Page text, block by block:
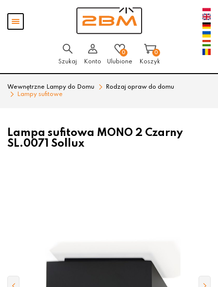
Pokaż
menu
Szukaj Konto
0
Ulubione
0
Koszyk
Wewnętrzne Lampy do Domu
Rodzaj opraw do domu
Lampy sufitowe
Lampa sufitowa MONO 2 Czarny
SL.0071 Sollux